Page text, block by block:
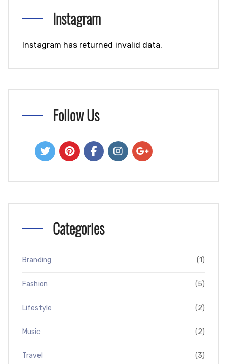
Instagram
Instagram has returned invalid data.
Follow Us
Categories
Branding (1)
Fashion (5)
Lifestyle (2)
Music (2)
Travel (3)